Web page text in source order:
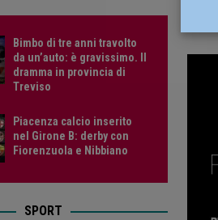
Bimbo di tre anni travolto
da un’auto: è gravissimo. Il
dramma in provincia di
Treviso
Piacenza calcio inserito
nel Girone B: derby con
Fiorenzuola e Nibbiano
SPORT